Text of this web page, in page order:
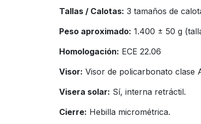
Tallas / Calotas: 3 tamaños de
Peso aproximado: 1.400 ± 50 g
Homologación: ECE 22.06
Visor: Visor de policarbonato clase
Visera solar: Sí, interna retráctil.
Cierre: Hebilla micrométrica.